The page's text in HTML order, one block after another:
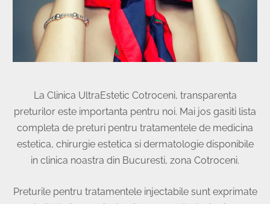
La Clinica UltraEstetic Cotroceni, transparenta
preturilor este importanta pentru noi. Mai jos gasiti lista
completa de preturi pentru tratamentele de medicina
estetica, chirurgie estetica si dermatologie disponibile
in clinica noastra din Bucuresti, zona Cotroceni.
Preturile pentru tratamentele injectabile sunt exprimate